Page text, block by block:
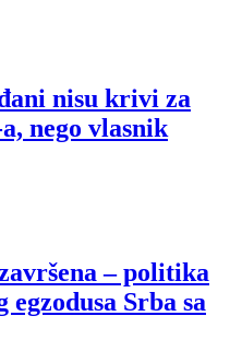
nisu krivi za
nego vlasnik
– politika
Srba sa